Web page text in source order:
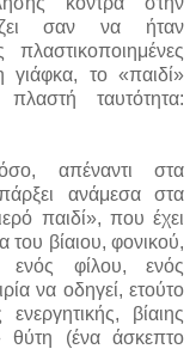
σαν να ήταν
γιάφκα, το «παιδί»
ταυτότητα:
απέναντι στα
ανάμεσα στα
παιδί», που έχει
του βίαιου, φονικού,
φίλου, ενός
να οδηγεί, ετούτο
βίαιης
θύτη (ένα άσκεπτο